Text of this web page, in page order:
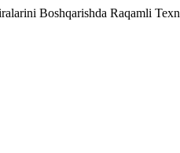
Boshqarishda Raqamli